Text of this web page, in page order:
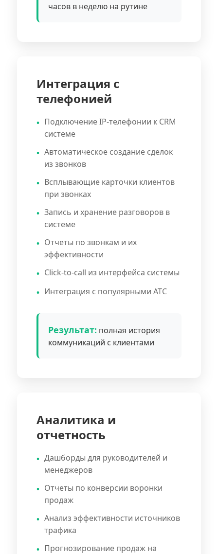
часов в неделю на рутине
Интеграция с
телефонией
Подключение IP-телефонии к CRM
системе
Автоматическое создание сделок
из звонков
Всплывающие карточки клиентов
при звонках
Запись и хранение разговоров в
системе
Отчеты по звонкам и их
эффективности
Click-to-call из интерфейса системы
Интеграция с популярными АТС
Результат: полная история
коммуникаций с клиентами
Аналитика и
отчетность
Дашборды для руководителей и
менеджеров
Отчеты по конверсии воронки
продаж
Анализ эффективности источников
трафика
Прогнозирование продаж на